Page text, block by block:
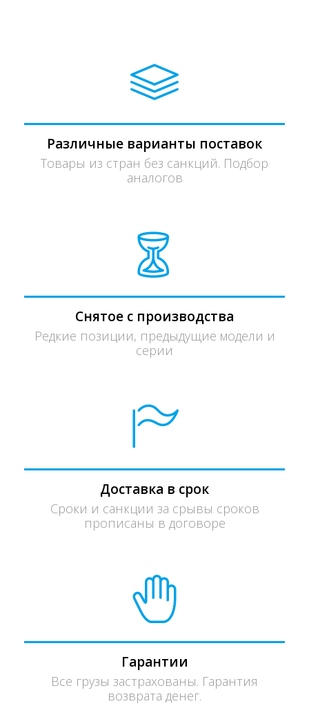
Различные варианты поставок
Товары из стран без санкций. Подбор
аналогов
Снятое с производства
Редкие позиции, предыдущие модели и
серии
Доставка в срок
Сроки и санкции за срывы сроков
прописаны в договоре
Гарантии
Все грузы застрахованы. Гарантия
возврата денег.